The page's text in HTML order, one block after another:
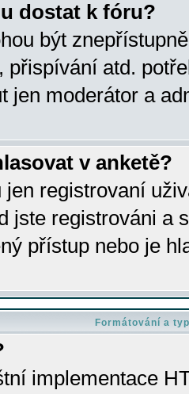
dostat k fóru?
být
přispívání atd.
jen moderátor a
v anketě?
jen registrovaní
jste registrováni a
přístup nebo je
Formátování a
implementace